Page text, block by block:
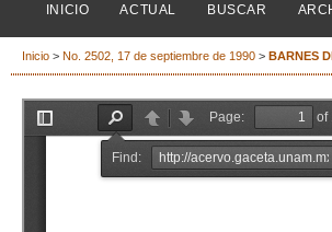
INICIO ACTUAL BUSCAR
Inicio > No. 2502, 17 de septiembre de 1990 > BARNES